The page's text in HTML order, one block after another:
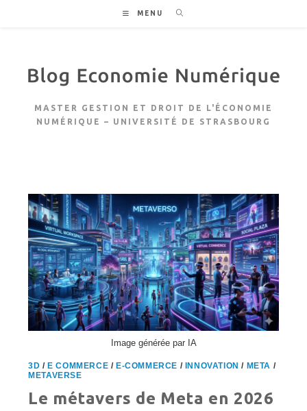
MENU
MASTER GESTION ET DROIT DE L'ÉCONOMIE
NUMÉRIQUE – UNIVERSITÉ DE STRASBOURG
Image générée par IA
3D / E COMMERCE / E-COMMERCE / INNOVATION / META /
METAVERSE
Le métavers de Meta en 2026